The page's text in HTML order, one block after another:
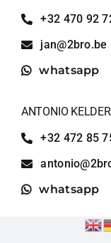
+32 470 92
jan@2bro.be
whatsapp
ANTONIO
+32 472 85
whatsapp